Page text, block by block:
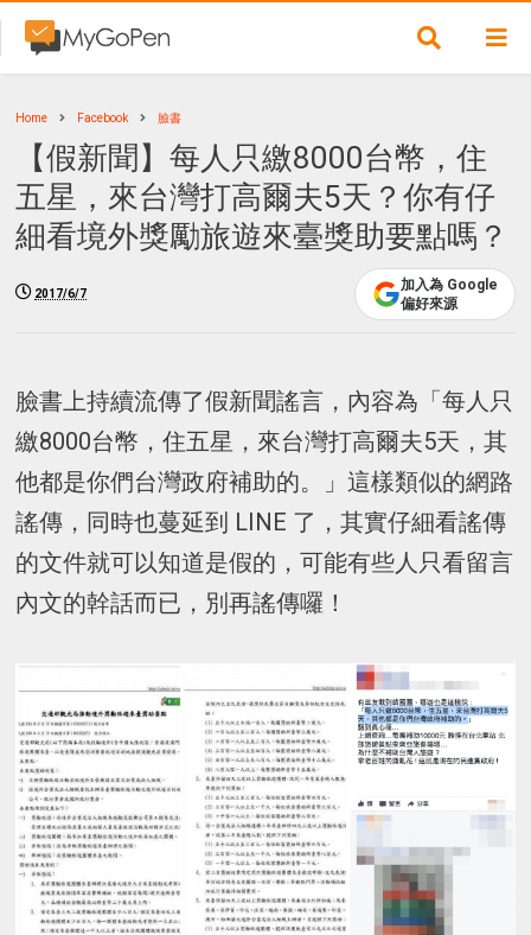
Home Facebook 臉書
【假新聞】每人只繳8000台幣，住
五星，來台灣打高爾夫5天？你有仔
細看境外獎勵旅遊來臺獎助要點嗎？
2017/6/7
加入為 Google
偏好來源
臉書上持續流傳了假新聞謠言，內容為「每人只
繳8000台幣，住五星，來台灣打高爾夫5天，其
他都是你們台灣政府補助的。」這樣類似的網路
謠傳，同時也蔓延到 LINE 了，其實仔細看謠傳
的文件就可以知道是假的，可能有些人只看留言
內文的幹話而已，別再謠傳囉！